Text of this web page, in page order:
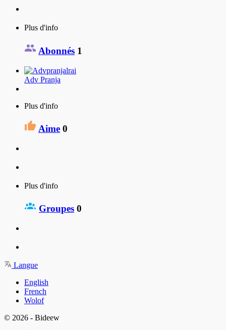
Plus d'info
Abonnés 1
Adv Pranja
Plus d'info
Aime 0
Plus d'info
Groupes 0
Langue
English
French
Wolof
© 2026 - Bideew